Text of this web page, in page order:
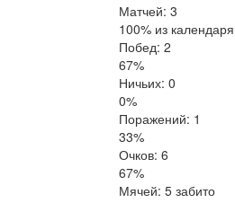
Матчей: 3
100% из календаря
Побед: 2
67%
Ничьих: 0
0%
Поражений: 1
33%
Очков: 6
67%
Мячей: 5 забито